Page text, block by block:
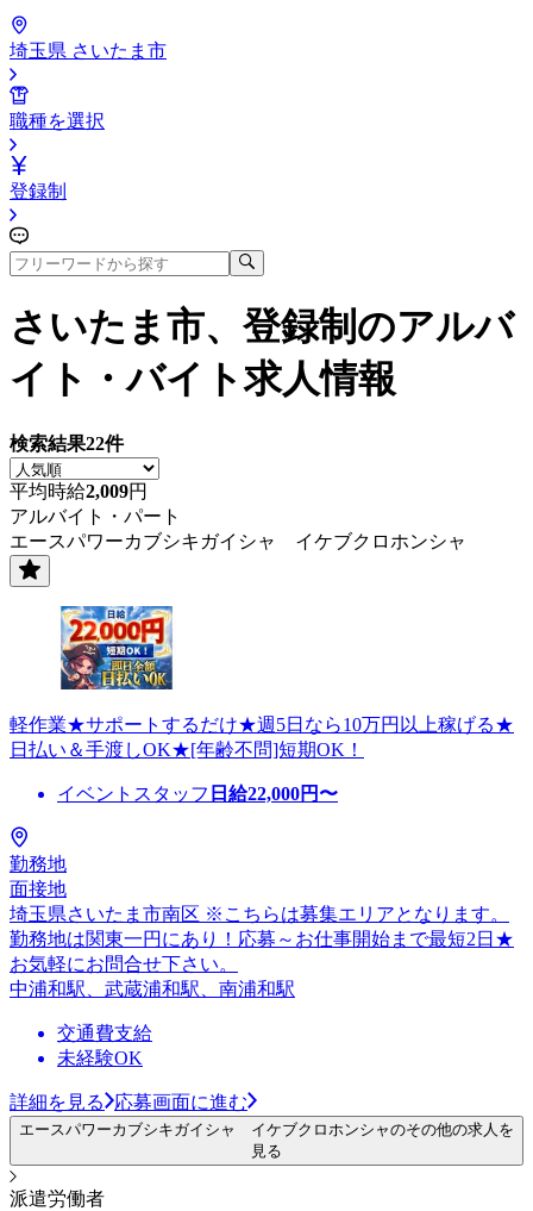
埼玉県 さいたま市
職種を選択
登録制
さいたま市、登録制 のアルバ
イト・バイト求人情報
検索結果22件
平均時給2,009円
アルバイト・パート
エースパワーカブシキガイシャ イケブクロホンシャ
軽作業★サポートするだけ★週5日なら10万円以上稼げる★
日払い＆手渡しOK★[年齢不問]短期OK！
イベントスタッフ 日給22,000円〜
勤務地
面接地
埼玉県さいたま市南区 ※こちらは募集エリアとなります。
勤務地は関東一円にあり！応募～お仕事開始まで最短2日★
お気軽にお問合せ下さい。
中浦和駅、武蔵浦和駅、南浦和駅
交通費支給
未経験OK
詳細を見る 応募画面に進む
エースパワーカブシキガイシャ イケブクロホンシャのその他の求人を
見る
派遣労働者